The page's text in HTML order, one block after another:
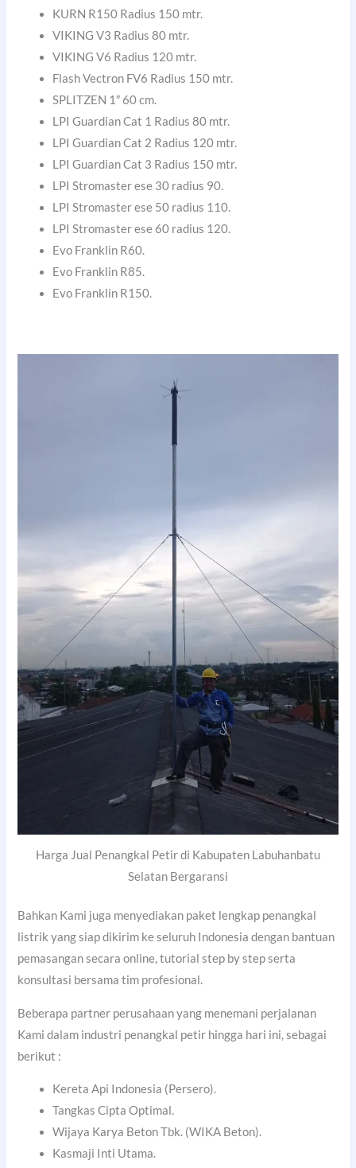
KURN R150 Radius 150 mtr.
VIKING V3 Radius 80 mtr.
VIKING V6 Radius 120 mtr.
Flash Vectron FV6 Radius 150 mtr.
SPLITZEN 1″ 60 cm.
LPI Guardian Cat 1 Radius 80 mtr.
LPI Guardian Cat 2 Radius 120 mtr.
LPI Guardian Cat 3 Radius 150 mtr.
LPI Stromaster ese 30 radius 90.
LPI Stromaster ese 50 radius 110.
LPI Stromaster ese 60 radius 120.
Evo Franklin R60.
Evo Franklin R85.
Evo Franklin R150.
Harga Jual Penangkal Petir di Kabupaten Labuhanbatu
Selatan Bergaransi
Bahkan Kami juga menyediakan paket lengkap penangkal
listrik yang siap dikirim ke seluruh Indonesia dengan bantuan
pemasangan secara online, tutorial step by step serta
konsultasi bersama tim profesional.
Beberapa partner perusahaan yang menemani perjalanan
Kami dalam industri penangkal petir hingga hari ini, sebagai
berikut :
Kereta Api Indonesia (Persero).
Tangkas Cipta Optimal.
Wijaya Karya Beton Tbk. (WIKA Beton).
Kasmaji Inti Utama.